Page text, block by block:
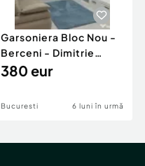
Garsoniera Bloc Nou -
Berceni - Dimitrie
Leonida
380 eur
Bucuresti 6 luni în urmă